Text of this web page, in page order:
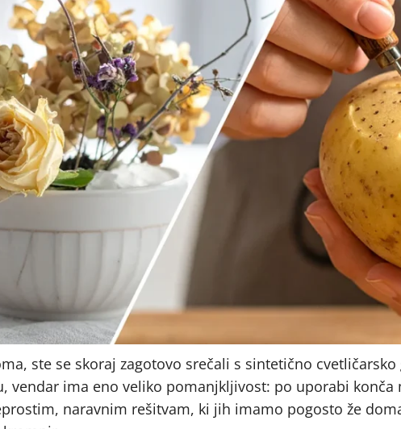
ste se skoraj zagotovo srečali s sintetično cvetličarsko
vendar ima eno veliko pomanjkljivost: po uporabi konča
naravnim rešitvam, ki jih imamo pogosto že